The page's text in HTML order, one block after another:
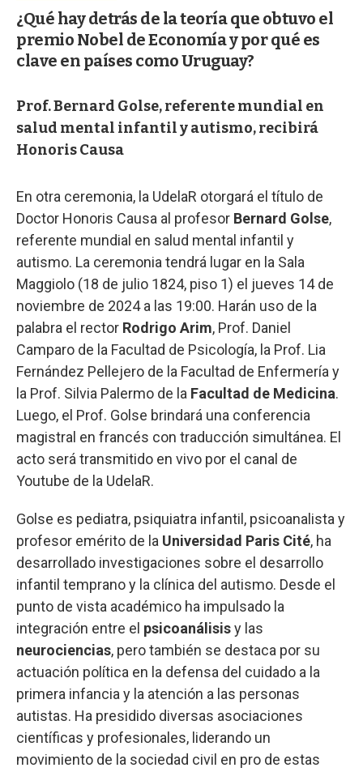
¿Qué hay detrás de la teoría que obtuvo el
premio Nobel de Economía y por qué es
clave en países como Uruguay?
Prof. Bernard Golse, referente mundial en
salud mental infantil y autismo, recibirá
Honoris Causa
En otra ceremonia, la UdelaR otorgará el título de
Doctor Honoris Causa al profesor Bernard Golse,
referente mundial en salud mental infantil y
autismo. La ceremonia tendrá lugar en la Sala
Maggiolo (18 de julio 1824, piso 1) el jueves 14 de
noviembre de 2024 a las 19:00. Harán uso de la
palabra el rector Rodrigo Arim, Prof. Daniel
Camparo de la Facultad de Psicología, la Prof. Lia
Fernández Pellejero de la Facultad de Enfermería y
la Prof. Silvia Palermo de la Facultad de Medicina.
Luego, el Prof. Golse brindará una conferencia
magistral en francés con traducción simultánea. El
acto será transmitido en vivo por el canal de
Youtube de la UdelaR.
Golse es pediatra, psiquiatra infantil, psicoanalista y
profesor emérito de la Universidad Paris Cité, ha
desarrollado investigaciones sobre el desarrollo
infantil temprano y la clínica del autismo. Desde el
punto de vista académico ha impulsado la
integración entre el psicoanálisisy las
neurociencias, pero también se destaca por su
actuación política en la defensa del cuidado a la
primera infancia y la atención a las personas
autistas. Ha presidido diversas asociaciones
científicas y profesionales, liderando un
movimiento de la sociedad civil en pro de estas